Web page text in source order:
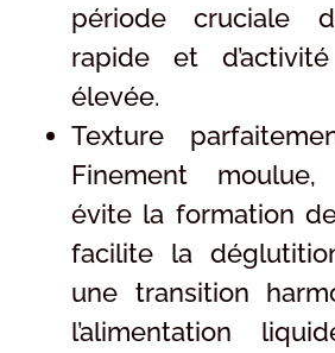
période cruciale
rapide et
élevée.
Texture
Finement
évite la formation
facilite la
une transition
l’alimentation